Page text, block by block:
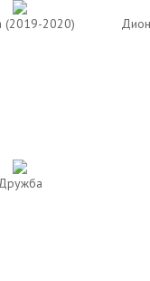
(2019-2020)